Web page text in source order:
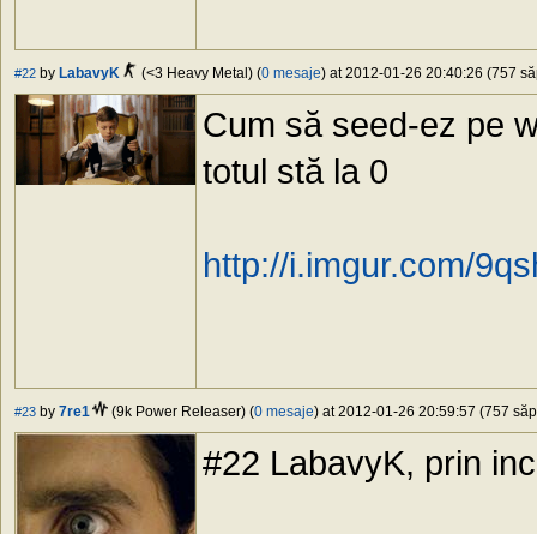
#22 by LabavyK (<3 Heavy Metal) (0 mesaje) at 2012-01-26 20:40:26 (757
Cum să seed-ez pe
totul stă la 0
http://i.imgur.com/
#23 by 7re1 (9k Power Releaser) (0 mesaje) at 2012-01-26 20:59:57 (757
#22 LabavyK, prin